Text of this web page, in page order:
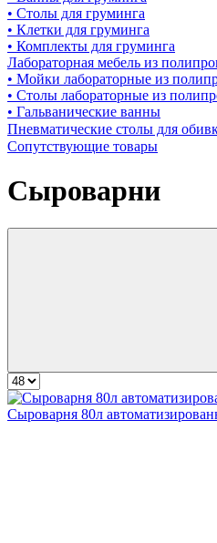
• Столы для груминга
• Клетки для груминга
• Комплекты для груминга
Лабораторная мебель из
• Мойки лабораторные из
• Столы лабораторные из
• Гальванические ванны
Пневматические столы для
Сопутствующие товары
Сыроварни
Сыроварня 80л